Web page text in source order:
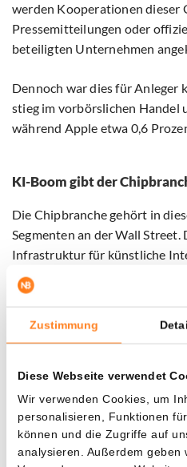
Zustimmung
Diese Webseite verwendet
Wir verwenden Cookies, um
personalisieren, Funktionen
können und die Zugriffe auf
analysieren. Außerdem
werden Kooperationen dieser
Pressemitteilungen oder
beteiligten Unternehmen
Dennoch war dies für Anleger
stieg im vorbörslichen Handel
während Apple etwa 0,6
KI-Boom gibt der
Die Chipbranche gehört in
Segmenten an der Wall Street.
Infrastruktur für künstliche
Investitionswelle. Dadurch
Unternehmen, die zuvor
Das Unternehmen versucht,
US-Hersteller von
einem Markt, der jahrelang
dominiert wurde.